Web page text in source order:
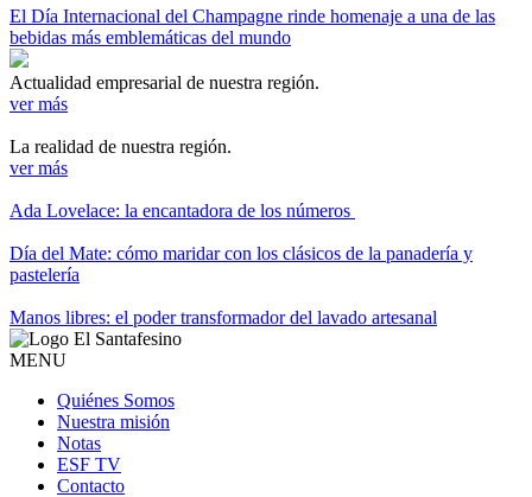
El Día Internacional del Champagne rinde homenaje a una de las
bebidas más emblemáticas del mundo
Actualidad empresarial de nuestra región.
ver más
La realidad de nuestra región.
ver más
Ada Lovelace: la encantadora de los números
Día del Mate: cómo maridar con los clásicos de la panadería y
pastelería
Manos libres: el poder transformador del lavado artesanal
MENU
Quiénes Somos
Nuestra misión
Notas
ESF TV
Contacto